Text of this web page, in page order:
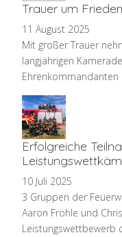
Trauer um
11 August 2025
Mit großer Trauer
langjährigen
Ehrenkommandanten
Erfolgreiche
10 Juli 2025
3 Gruppen der
Aaron Fröhle und
Leistungswettbewerb